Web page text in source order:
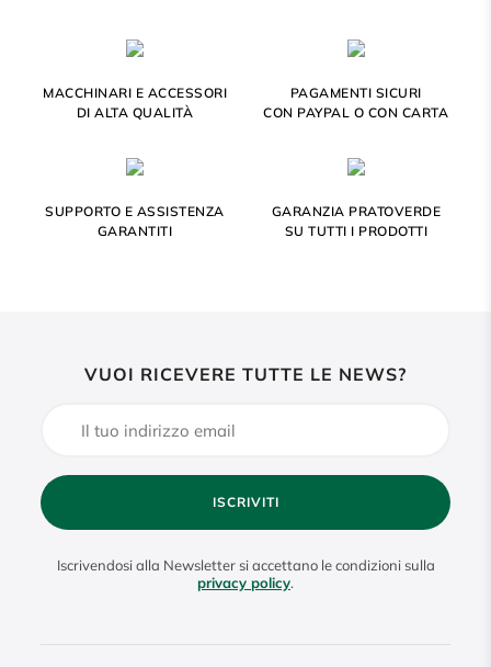
MACCHINARI E ACCESSORI
DI ALTA QUALITÀ
PAGAMENTI SICURI
CON PAYPAL O CON CARTA
SUPPORTO E ASSISTENZA
GARANTITI
GARANZIA PRATOVERDE
SU TUTTI I PRODOTTI
VUOI RICEVERE TUTTE LE NEWS?
ISCRIVITI
Iscrivendosi alla Newsletter si accettano le condizioni sulla
privacy policy.